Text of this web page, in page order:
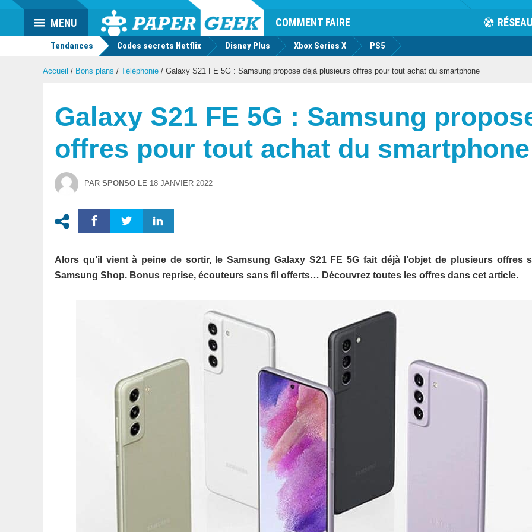
Actu
geek
COMMENT FAIRE RÉSEAU
MENU
Tendances Codes secrets Netflix Disney Plus Xbox Series X PS5
Accueil / Bons plans / Téléphonie / Galaxy S21 FE 5G : Samsung propose déjà plusieurs offres pour tout achat du smartphone
Galaxy S21 FE 5G : Samsung
offres pour tout achat du smartphone
PAR SPONSO LE 18 JANVIER 2022
Alors qu’il vient à peine de sortir, le Samsung Galaxy S21 FE 5G fait déjà l’objet de plusieurs offres
Samsung Shop. Bonus reprise, écouteurs sans fil offerts… Découvrez toutes les offres dans cet article.